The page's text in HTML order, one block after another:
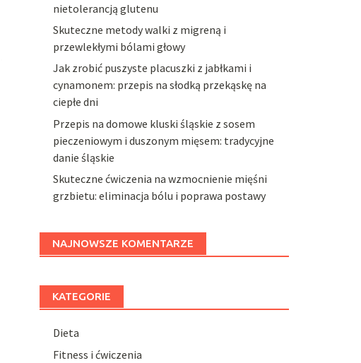
nietolerancją glutenu
Skuteczne metody walki z migreną i
przewlekłymi bólami głowy
Jak zrobić puszyste placuszki z jabłkami i
cynamonem: przepis na słodką przekąskę na
ciepłe dni
Przepis na domowe kluski śląskie z sosem
pieczeniowym i duszonym mięsem: tradycyjne
danie śląskie
Skuteczne ćwiczenia na wzmocnienie mięśni
grzbietu: eliminacja bólu i poprawa postawy
NAJNOWSZE KOMENTARZE
KATEGORIE
Dieta
Fitness i ćwiczenia